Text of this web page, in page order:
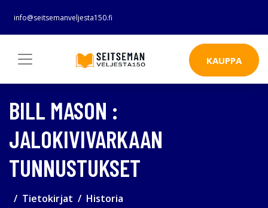
info@seitsemanveljesta150.fi
KAUPPA
BILL MASON :
JALOKIVIVARKAAN
TUNNUSTUKSET
Tietokirjat Historia